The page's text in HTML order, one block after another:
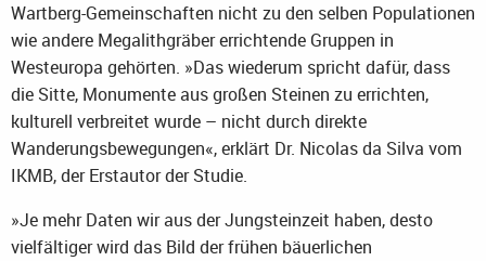
Wartberg-Gemeinschaften nicht zu den selben Populationen
wie andere Megalithgräber errichtende Gruppen in
Westeuropa gehörten. »Das wiederum spricht dafür, dass
die Sitte, Monumente aus großen Steinen zu errichten,
kulturell verbreitet wurde – nicht durch direkte
Wanderungsbewegungen«, erklärt Dr. Nicolas da Silva vom
IKMB, der Erstautor der Studie.
»Je mehr Daten wir aus der Jungsteinzeit haben, desto
vielfältiger wird das Bild der frühen bäuerlichen